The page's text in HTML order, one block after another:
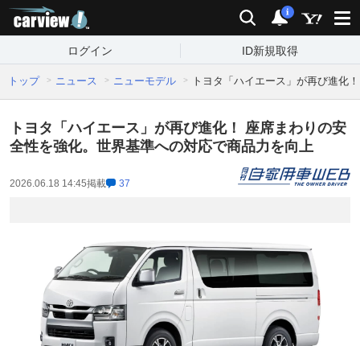
検索 通知
i
ログイン ID新規取得
トップ ニュース ニューモデル トヨタ「ハイエース」が再び進化
トヨタ「ハイエース」が再び進化！ 座席まわりの安
全性を強化。世界基準への対応で商品力を向上
2026.06.18 14:45掲載 37